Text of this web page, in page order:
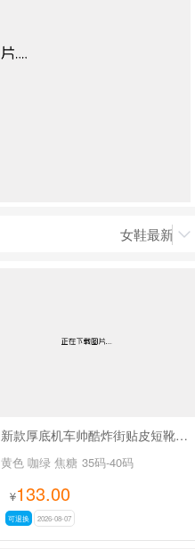
女鞋最新上

新款厚底机车帅酷炸街贴皮短靴SA2677
黄色 咖绿 焦糖 35码-40码
¥133.00
可退换 2026-08-07